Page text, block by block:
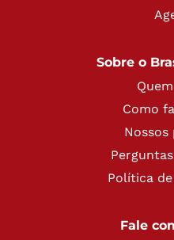
Sobre o
Como
Nossos
Política
Fale